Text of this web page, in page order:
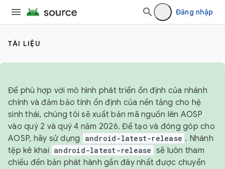
Đăng nhập
TÀI LIỆU
Để phù hợp với mô hình phát triển ổn định của nhánh
chính và đảm bảo tính ổn định của nền tảng cho hệ
sinh thái, chúng tôi sẽ xuất bản mã nguồn lên AOSP
vào quý 2 và quý 4 năm 2026. Để tạo và đóng góp cho
AOSP, hãy sử dụng
android-latest-release . Nhánh
tệp kê khai android-latest-release sẽ luôn tham
chiếu đến bản phát hành gần đây nhất được chuyển